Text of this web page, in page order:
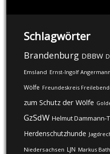
Schlagwörter
Brandenburg DBBW
Emsland Ernst-Ingolf Angermann
Wölfe Freundeskreis
zum Schutz der Wölfe
GzSdW Helmut Dammann-
Herdenschutzhunde
Niedersachsen LJN Markus